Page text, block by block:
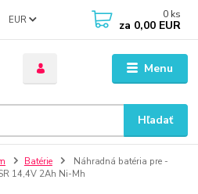
Menu
EUR
Hľadať
0 ks
za 0,00 EUR
Batérie
Náhradná batéria pre -
14,4V 2Ah Ni-Mh